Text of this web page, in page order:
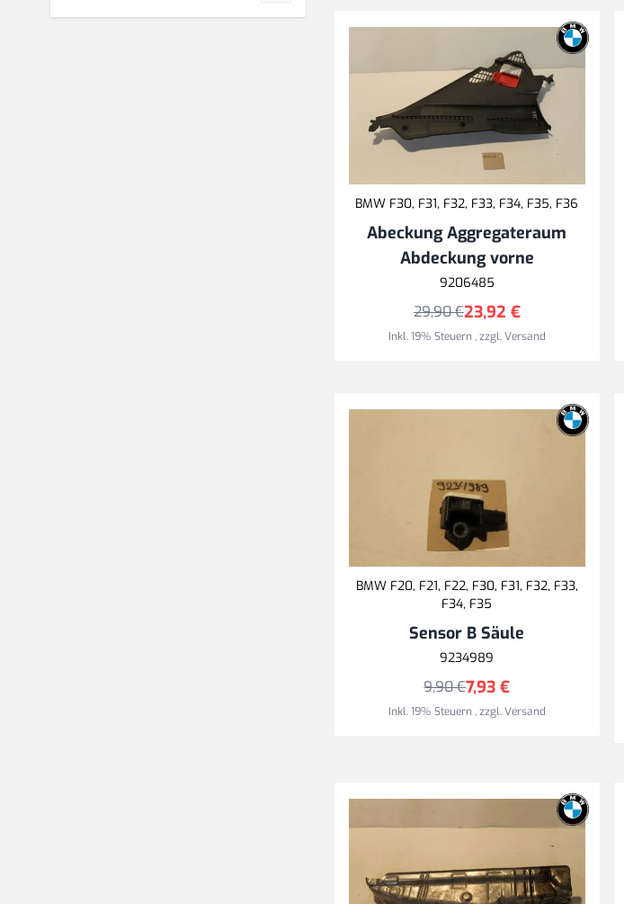
BMW F30, F31, F32, F33, F34, F35, F36
Abeckung Aggregateraum
Abdeckung vorne
9206485
23,92 €
29,90 €
Inkl. 19% Steuern,zzgl.Versand
BMW F20, F21, F22, F30, F31, F32, F33,
F34, F35
Sensor B Säule
9234989
7,93 €
9,90 €
Inkl. 19% Steuern,zzgl.Versand